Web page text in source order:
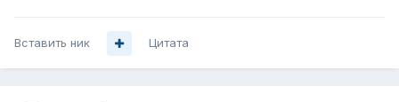
Вставить ник Цитата